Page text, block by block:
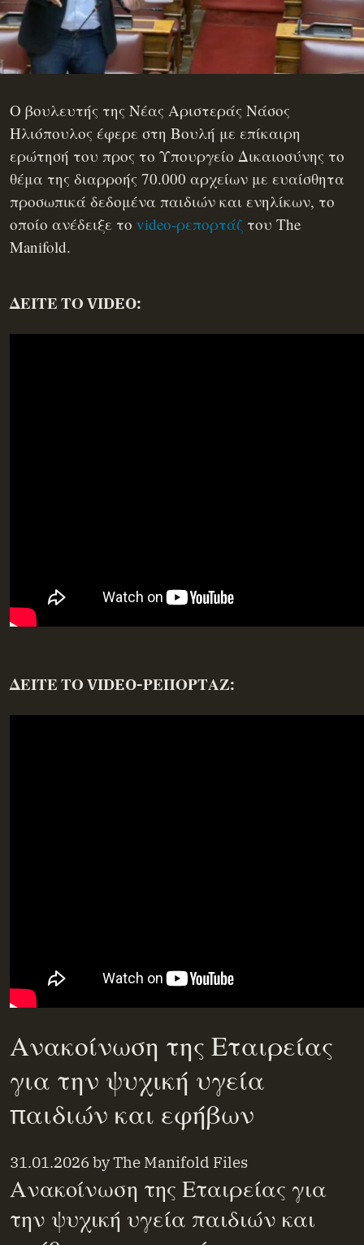
Ο βουλευτής της Νέας Αριστεράς Νάσος
Ηλιόπουλος έφερε στη Βουλή με επίκαιρη
ερώτησή του προς το Υπουργείο Δικαιοσύνης το
θέμα της διαρροής 70.000 αρχείων με ευαίσθητα
προσωπικά δεδομένα παιδιών και ενηλίκων, το
οποίο ανέδειξε το video-ρεπορτάζ του The
Manifold.
ΔΕΙΤΕ ΤΟ VIDEO:
ΔΕΙΤΕ ΤΟ VIDEO-ΡΕΠΟΡΤΑΖ:
Ανακοίνωση της Εταιρείας
για την ψυχική υγεία
παιδιών και εφήβων
31.01.2026 byThe Manifold Files
Ανακοίνωση της Εταιρείας για
την ψυχική υγεία παιδιών και